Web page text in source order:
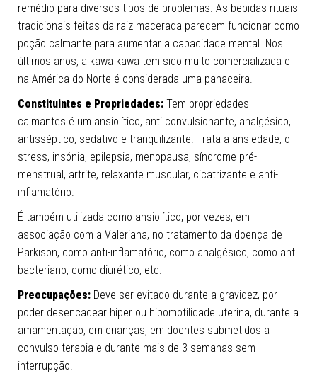
remédio para diversos tipos de problemas. As bebidas rituais
tradicionais feitas da raiz macerada parecem funcionar como
poção calmante para aumentar a capacidade mental. Nos
últimos anos, a kawa kawa tem sido muito comercializada e
na América do Norte é considerada uma panaceira.
Constituintes e Propriedades: Tem propriedades
calmantes é um ansiolítico, anti convulsionante, analgésico,
antisséptico, sedativo e tranquilizante. Trata a ansiedade, o
stress, insónia, epilepsia, menopausa, síndrome pré-
menstrual, artrite, relaxante muscular, cicatrizante e anti-
inflamatório.
É também utilizada como ansiolítico, por vezes, em
associação com a Valeriana, no tratamento da doença de
Parkison, como anti-inflamatório, como analgésico, como anti
bacteriano, como diurético, etc.
Preocupações: Deve ser evitado durante a gravidez, por
poder desencadear hiper ou hipomotilidade uterina, durante a
amamentação, em crianças, em doentes submetidos a
convulso-terapia e durante mais de 3 semanas sem
interrupção.